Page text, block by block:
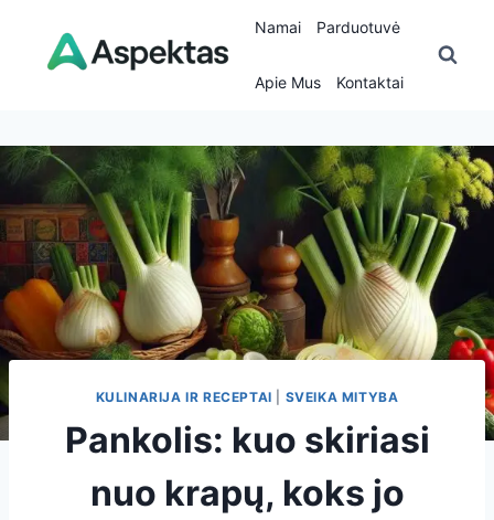
content
Namai Parduotuvė
Apie Mus Kontaktai
KULINARIJA IR RECEPTAI SVEIKA MITYBA
Pankolis: kuo skiriasi
nuo krapų, koks jo